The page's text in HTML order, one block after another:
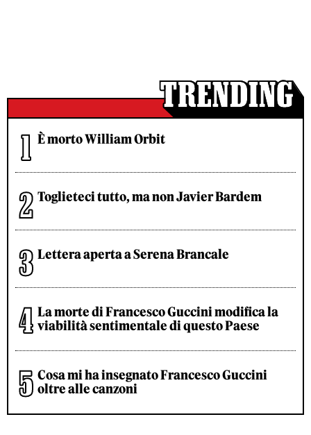
È morto William Orbit
Toglieteci tutto, ma non Javier Bardem
Lettera aperta a Serena Brancale
La morte di Francesco Guccini modifica la
viabilità sentimentale di questo Paese
Cosa mi ha insegnato Francesco Guccini
oltre alle canzoni